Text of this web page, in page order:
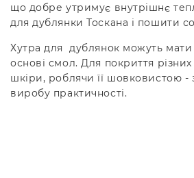
що добре утримує внутрішнє
для дублянки Тоскана і пошити
Хутра для дублянок можуть мати
основі смол. Для покриття
шкіри, роблячи її шовковистою -
виробу практичності.